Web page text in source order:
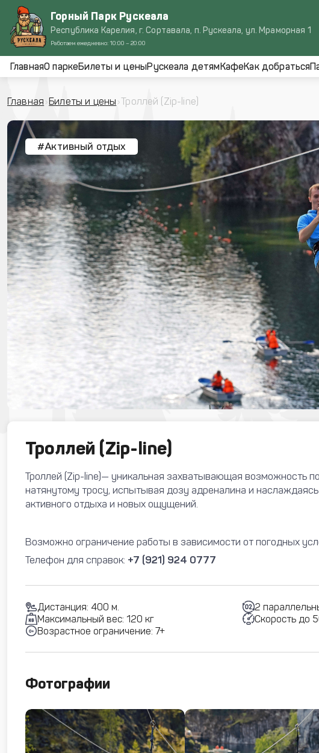
Горный Парк Рускеала
Республика Карелия, г. Сортавала, п. Рускеала, ул. Мраморная 1
Работаем ежедневно: 10:00 – 20:00
ГлавнаяО паркеБилеты и ценыРускеала детямКафеКак добраться
Главная Билеты и цены Троллей (Zip-line)
#Активный отдых
Троллей (Zip-line)
Троллей (Zip-line)— уникальная захватывающая возможность
натянутому тросу, испытывая дозу адреналина и
активного отдыха и новых ощущений.
Возможно ограничение работы в зависимости от погодных
Телефон для справок: +7 (921) 924 0777
Дистанция: 400 м.
2
Максимальный вес: 120 кг
Скорость до
Возрастное ограничение: 7+
Фотографии